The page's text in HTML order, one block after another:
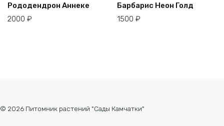
Рододендрон Аннеке
2000 ₽
Барбарис Неон Голд
1500 ₽
© 2026 Питомник растений "Сады Камчатки"